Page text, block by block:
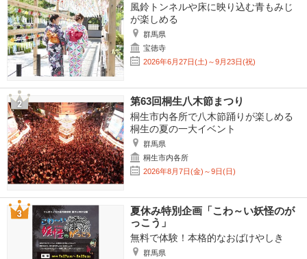
風鈴トンネルや床に映り込む青もみじ
が楽しめる
群馬県
宝徳寺
2026年6月27日(土)～9月23日(祝)
第63回桐生八木節まつり
桐生市内各所で八木節踊りが楽しめる
桐生の夏の一大イベント
群馬県
桐生市内各所
2026年8月7日(金)～9日(日)
夏休み特別企画「こわ～い妖怪のが
っこう」
無料で体験！本格的なおばけやしき
群馬県